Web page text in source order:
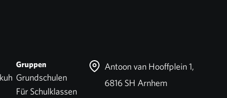
Gruppen
Grundschulen
Für Schulklassen
Antoon van Hooffplein 1,
6816 SH Arnhem